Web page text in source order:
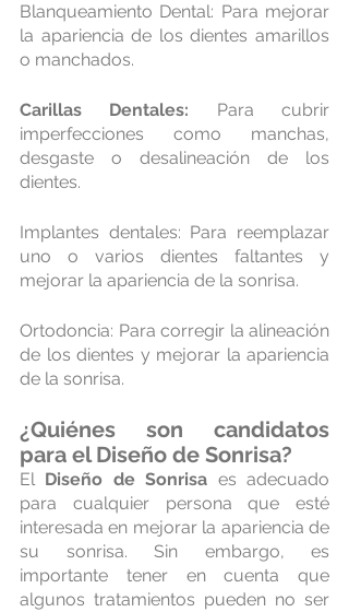
Blanqueamiento Dental: Para mejorar
la apariencia de los dientes amarillos
o manchados.
Carillas Dentales: Para cubrir
imperfecciones como manchas,
desgaste o desalineación de los
dientes.
Implantes dentales: Para reemplazar
uno o varios dientes faltantes y
mejorar la apariencia de la sonrisa.
Ortodoncia: Para corregir la alineación
de los dientes y mejorar la apariencia
de la sonrisa.
¿Quiénes son candidatos
para el Diseño de Sonrisa?
El Diseño de Sonrisa es adecuado
para cualquier persona que esté
interesada en mejorar la apariencia de
su sonrisa. Sin embargo, es
importante tener en cuenta que
algunos tratamientos pueden no ser